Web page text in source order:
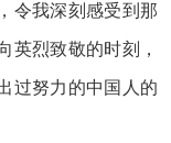
令我深刻感受到那
英烈致敬的时刻，
过努力的中国人的